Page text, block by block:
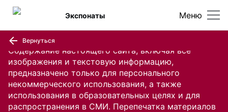
Содержание настоящего сайта, включая все
изображения и текстовую информацию,
предназначено только для персонального
некоммерческого использования, а также
использования в образовательных целях и для
распространения в СМИ. Перепечатка материалов
Меню
Экспонаты
Вернуться